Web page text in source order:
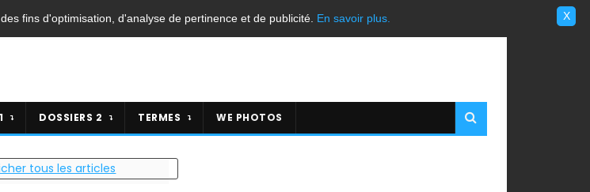
DOSSIERS 2 TERMES WE PHOTOS
tous les articles
X
fins d'optimisation, d'analyse de pertinence et de publicité. En savoir plus.